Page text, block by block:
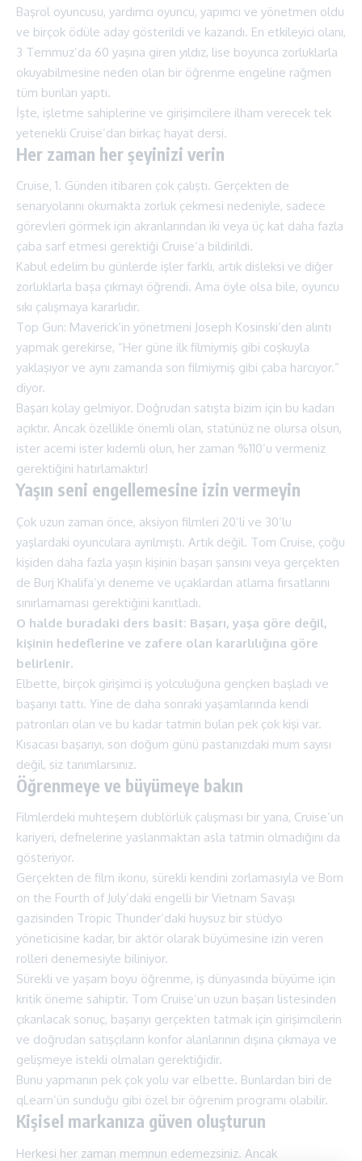
Başrol oyuncusu, yardımcı oyuncu, yapımcı ve yönetmen oldu
ve birçok ödüle aday gösterildi ve kazandı. En etkileyici olanı,
3 Temmuz’da 60 yaşına giren yıldız, lise boyunca zorluklarla
okuyabilmesine neden olan bir öğrenme engeline rağmen
tüm bunları yaptı.
İşte, işletme sahiplerine ve girişimcilere ilham verecek tek
yetenekli Cruise’dan birkaç hayat dersi.
Her zaman her şeyinizi verin
Cruise, 1. Günden itibaren çok çalıştı. Gerçekten de
senaryolarını okumakta zorluk çekmesi nedeniyle, sadece
görevleri görmek için akranlarından iki veya üç kat daha fazla
çaba sarf etmesi gerektiği Cruise’a bildirildi.
Kabul edelim bu günlerde işler farklı, artık disleksi ve diğer
zorluklarla başa çıkmayı öğrendi. Ama öyle olsa bile, oyuncu
sıkı çalışmaya kararlıdır.
Top Gun: Maverick’in yönetmeni Joseph Kosinski’den alıntı
yapmak gerekirse, “Her güne ilk filmiymiş gibi coşkuyla
yaklaşıyor ve aynı zamanda son filmiymiş gibi çaba harcıyor.”
diyor.
Başarı kolay gelmiyor. Doğrudan satışta bizim için bu kadarı
açıktır. Ancak özellikle önemli olan, statünüz ne olursa olsun,
ister acemi ister kıdemli olun, her zaman %110’u vermeniz
gerektiğini hatırlamaktır!
Yaşın seni engellemesine izin vermeyin
Çok uzun zaman önce, aksiyon filmleri 20’li ve 30’lu
yaşlardaki oyunculara ayrılmıştı. Artık değil. Tom Cruise, çoğu
kişiden daha fazla yaşın kişinin başarı şansını veya gerçekten
de Burj Khalifa’yı deneme ve uçaklardan atlama fırsatlarını
sınırlamaması gerektiğini kanıtladı.
O halde buradaki ders basit: Başarı, yaşa göre değil,
kişinin hedeflerine ve zafere olan kararlılığına göre
belirlenir.
Elbette, birçok girişimci iş yolculuğuna gençken başladı ve
başarıyı tattı. Yine de daha sonraki yaşamlarında kendi
patronları olan ve bu kadar tatmin bulan pek çok kişi var.
Kısacası başarıyı, son doğum günü pastanızdaki mum sayısı
değil, siz tanımlarsınız.
Öğrenmeye ve büyümeye bakın
Filmlerdeki muhteşem dublörlük çalışması bir yana, Cruise’un
kariyeri, defnelerine yaslanmaktan asla tatmin olmadığını da
gösteriyor.
Gerçekten de film ikonu, sürekli kendini zorlamasıyla ve Born
on the Fourth of July’daki engelli bir Vietnam Savaşı
gazisinden Tropic Thunder’daki huysuz bir stüdyo
yöneticisine kadar, bir aktör olarak büyümesine izin veren
rolleri denemesiyle biliniyor.
Sürekli ve yaşam boyu öğrenme, iş dünyasında büyüme için
kritik öneme sahiptir. Tom Cruise’un uzun başarı listesinden
çıkarılacak sonuç, başarıyı gerçekten tatmak için girişimcilerin
ve doğrudan satışçıların konfor alanlarının dışına çıkmaya ve
gelişmeye istekli olmaları gerektiğidir.
Bunu yapmanın pek çok yolu var elbette. Bunlardan biri de
qLearn’ün sunduğu gibi özel bir öğrenim programı olabilir.
Kişisel markanıza güven oluşturun
Herkesi her zaman memnun edemezsiniz. Ancak